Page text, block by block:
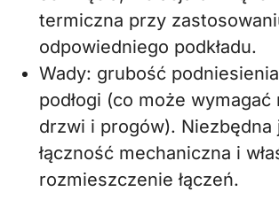
termiczna przy
odpowiedniego podkładu.
Wady: grubość
podłogi (co może wymagać
drzwi i progów). Niezbędna
łączność mechaniczna i
rozmieszczenie łączeń.